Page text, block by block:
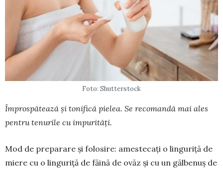
Foto: Shutterstock
Împrospătează și tonifică pielea. Se re­co­mandă mai ales
pentru tenurile cu im­purități.
Mod de preparare și folosire: amestecați o linguriță de
miere cu o linguriță de făină de ovăz și cu un gălbenuș de